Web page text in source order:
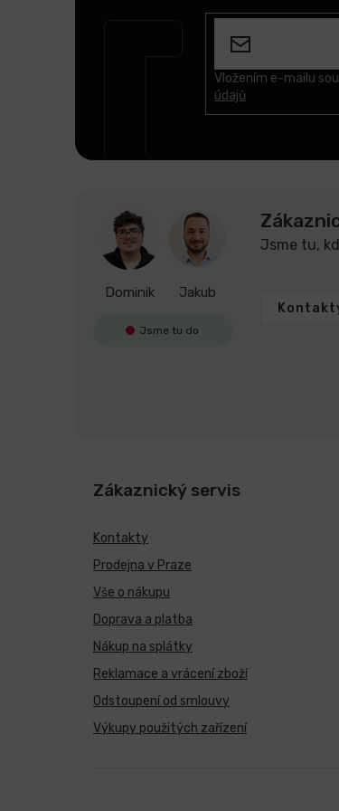
Vložením e-mailu
údajů
Dominik Jakub
Jsme tu do
Jsme tu,
Zákaznický servis
Kontakty
Prodejna v Praze
Vše o nákupu
Doprava a platba
Nákup na splátky
Reklamace a vrácení zboží
Odstoupení od smlouvy
Výkupy použitých zařízení